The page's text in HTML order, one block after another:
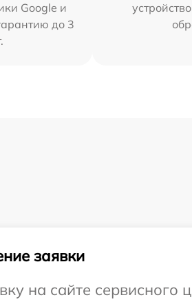
Google и
до 3
заявки
на сайте